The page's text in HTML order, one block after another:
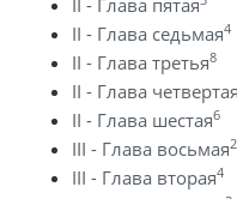
II - Глава пятая
II - Глава седьмая4
II - Глава третья8
II - Глава четвертая
II - Глава шестая6
III - Глава восьмая2
III - Глава вторая4